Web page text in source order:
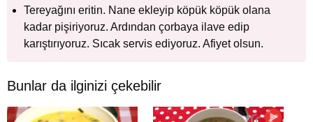
Tereyağını eritin. Nane ekleyip köpük köpük olana
kadar pişiriyoruz. Ardından çorbaya ilave edip
karıştırıyoruz. Sıcak servis ediyoruz. Afiyet olsun.
Bunlar da ilginizi çekebilir